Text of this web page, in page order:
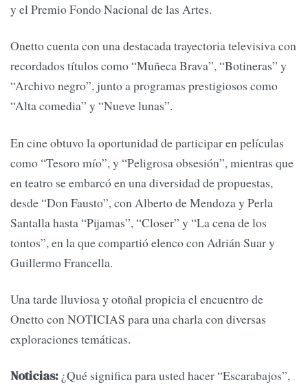
y el Premio Fondo Nacional de las Artes.
Onetto cuenta con una destacada trayectoria televisiva con
recordados títulos como “Muñeca Brava”, “Botineras” y
“Archivo negro”, junto a programas prestigiosos como
“Alta comedia” y “Nueve lunas”.
En cine obtuvo la oportunidad de participar en películas
como “Tesoro mío”, y “Peligrosa obsesión”, mientras que
en teatro se embarcó en una diversidad de propuestas,
desde “Don Fausto”, con Alberto de Mendoza y Perla
Santalla hasta “Pijamas”, “Closer” y “La cena de los
tontos”, en la que compartió elenco con Adrián Suar y
Guillermo Francella.
Una tarde lluviosa y otoñal propicia el encuentro de
Onetto con NOTICIAS para una charla con diversas
exploraciones temáticas.
Noticias: ¿Qué significa para usted hacer “Escarabajos”,